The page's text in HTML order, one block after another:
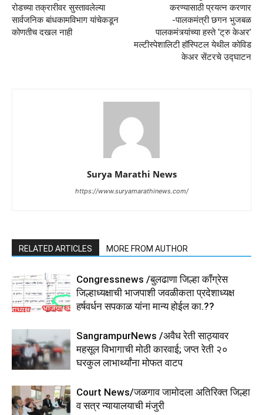
रोडच्या तक्रारीवर सुस्तावलेल्या
सार्वजनिक बांधकामविभाग यांचेकडून
कोणतीच दखल नाही
करण्यासाठी प्रयत्न करणार
-पालकमंत्री छगन भुजबळ
पालकमंत्र्यांच्या हस्ते ‘ट्रु केअर’
मल्टीस्पेशालिटी हॉस्पिटल येथील कोविड
केअर सेंटरचे उद्घाटन
Surya Marathi News
https://www.suryamarathinews.com/
RELATED ARTICLES MORE FROM AUTHOR
Congressnews /बुलढाणा जिल्हा कॉंग्रेस
जिल्हाध्यक्षाची भाजपाशी जवळीकता प्रदेशाध्यक्ष
हर्षवर्धन सपकाळ यांना मान्य होईल का.??
SangrampurNews /अवैध रेती साठ्यावर
महसूल विभागाची मोठी कारवाई; जप्त रेती २०
घरकुल लाभार्थ्यांना मोफत वाटप
Court News/जळगाव जामोदला अतिरिक्त जिल्हा
व सत्र न्यायालयाची मंजुरी